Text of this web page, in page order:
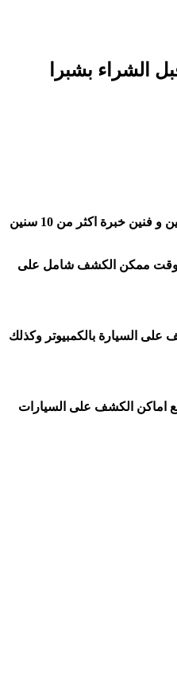
الشراء بشبرا
. اماكن الكشف على السيارات المستعملة قبل الشراء لدينا مكون من مجموعة من أفضل مهندسين و فنين خبرة اكثر من 10 سنين
وقت ممكن الكشف شامل على
السيارة بالكمبيوتر وكذلك
اماكن الكشف على السيارات